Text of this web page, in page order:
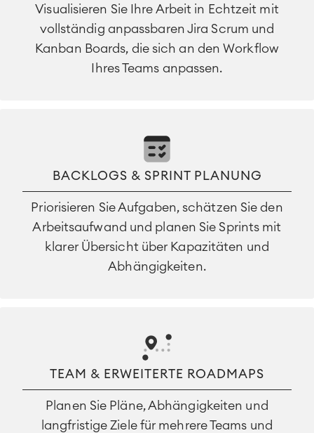
Visualisieren Sie Ihre Arbeit in Echtzeit mit
vollständig anpassbaren Jira Scrum und
Kanban Boards, die sich an den Workflow
Ihres Teams anpassen.
BACKLOGS & SPRINT PLANUNG
Priorisieren Sie Aufgaben, schätzen Sie den
Arbeitsaufwand und planen Sie Sprints mit
klarer Übersicht über Kapazitäten und
Abhängigkeiten.
TEAM & ERWEITERTE ROADMAPS
Planen Sie Pläne, Abhängigkeiten und
langfristige Ziele für mehrere Teams und